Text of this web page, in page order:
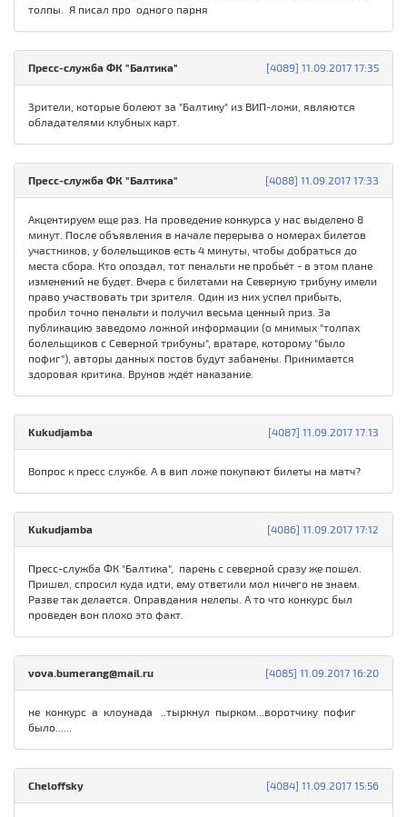
толпы. Я писал про одного парня
[4089] 11.09.2017 17:35
Пресс-служба ФК "Балтика"
Зрители, которые болеют за "Балтику" из ВИП-ложи, являются
обладателями клубных карт.
[4088] 11.09.2017 17:33
Пресс-служба ФК "Балтика"
Акцентируем еще раз. На проведение конкурса у нас выделено 8
минут. После объявления в начале перерыва о номерах билетов
участников, у болельщиков есть 4 минуты, чтобы добраться до
места сбора. Кто опоздал, тот пенальти не пробьёт - в этом плане
изменений не будет. Вчера с билетами на Северную трибуну имели
право участвовать три зрителя. Один из них успел прибыть,
пробил точно пенальти и получил весьма ценный приз. За
публикацию заведомо ложной информации (о мнимых "толпах
болельщиков с Северной трибуны", вратаре, которому "было
пофиг"), авторы данных постов будут забанены. Принимается
здоровая критика. Врунов ждёт наказание.
[4087] 11.09.2017 17:13
Kukudjamba
Вопрос к пресс службе. А в вип ложе покупают билеты на матч?
[4086] 11.09.2017 17:12
Kukudjamba
Пресс-служба ФК "Балтика", парень с северной сразу же пошел.
Пришел, спросил куда идти, ему ответили мол ничего не знаем.
Разве так делается. Оправдания нелепы. А то что конкурс был
проведен вон плохо это факт.
[4085] 11.09.2017 16:20
vova.bumerang@mail.ru
не конкурс а клоунада ..тыркнул пырком...воротчику пофиг
было......
[4084] 11.09.2017 15:56
Cheloffsky